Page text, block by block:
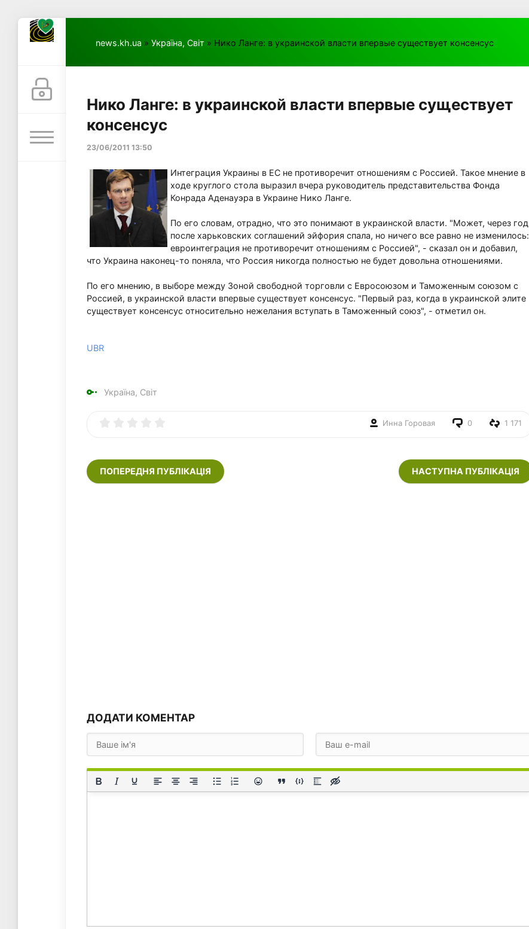
news.kh.ua » Україна, Світ » Нико Ланге: в украинской власти впервые существует консенсус
Нико Ланге: в украинской власти впервые существует
консенсус
23/06/2011 13:50
Интеграция Украины в ЕС не противоречит отношениям с Россией. Такое мнение в
ходе круглого стола выразил вчера руководитель представительства Фонда
Конрада Аденауэра в Украине Нико Ланге.
По его словам, отрадно, что это понимают в украинской власти. "Может, через год
после харьковских соглашений эйфория спала, но ничего все равно не изменилось:
евроинтеграция не противоречит отношениям с Россией", - сказал он и добавил,
что Украина наконец-то поняла, что Россия никогда полностью не будет довольна отношениями.
По его мнению, в выборе между Зоной свободной торговли с Евросоюзом и Таможенным союзом с
Россией, в украинской власти впервые существует консенсус. "Первый раз, когда в украинской элите
существует консенсус относительно нежелания вступать в Таможенный союз", - отметил он.
UBR
Україна, Світ
Инна Горовая 0 1 171
ПОПЕРЕДНЯ ПУБЛІКАЦІЯ НАСТУПНА ПУБЛІКАЦІЯ
ДОДАТИ КОМЕНТАР